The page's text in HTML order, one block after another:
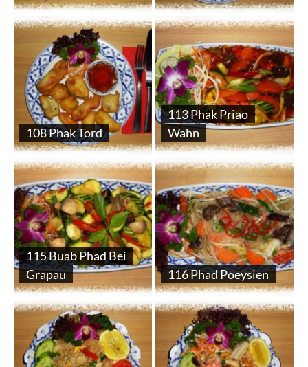
108 Phak Tord
113 Phak Priao
Wahn
115 Buab Phad Bei
Grapau
116 Phad Poeysien